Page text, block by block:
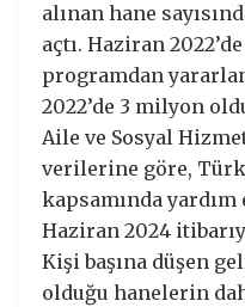
alınan hane
açtı. Haziran
programdan
2022’de 3 milyon
Aile ve Sosyal
verilerine göre,
kapsamında yardım
Haziran 2024
Kişi başına düşen
olduğu hanelerin